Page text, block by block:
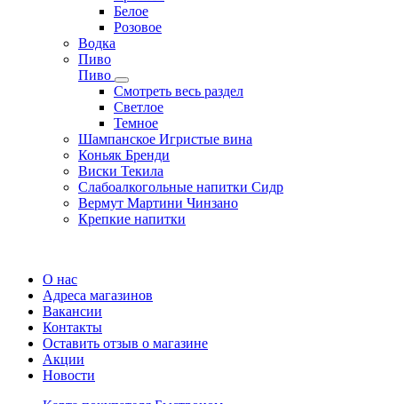
Белое
Розовое
Водка
Пиво
Пиво
Смотреть весь раздел
Cветлое
Темное
Шампанское Игристые вина
Коньяк Бренди
Виски Текила
Слабоалкогольные напитки Сидр
Вермут Мартини Чинзано
Крепкие напитки
О нас
Адреса магазинов
Вакансии
Контакты
Оставить отзыв о магазине
Акции
Новости